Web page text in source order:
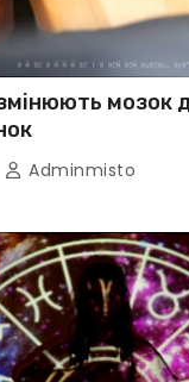
мозок
Adminmisto